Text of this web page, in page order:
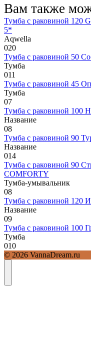
Вам также
Тумба с раковиной 120
5*
Aqwella
020
Тумба с раковиной 50
Тумба
011
Тумба с раковиной 45
Тумба
07
Тумба с раковиной 100
Название
08
Тумба с раковиной 90
Название
014
Тумба с раковиной 90
COMFORTY
Тумба-умывальник
08
Тумба с раковиной 120
Название
09
Тумба с раковиной 100
Тумба
010
© 2026 VannaDream.ru